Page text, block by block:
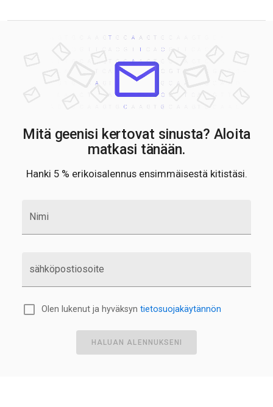
Mitä geenisi kertovat sinusta? Aloita
matkasi tänään.
Hanki 5 % erikoisalennus ensimmäisestä kitistäsi.
Nimi
sähköpostiosoite
Olen lukenut ja hyväksyn tietosuojakäytännön
HALUAN ALENNUKSENI